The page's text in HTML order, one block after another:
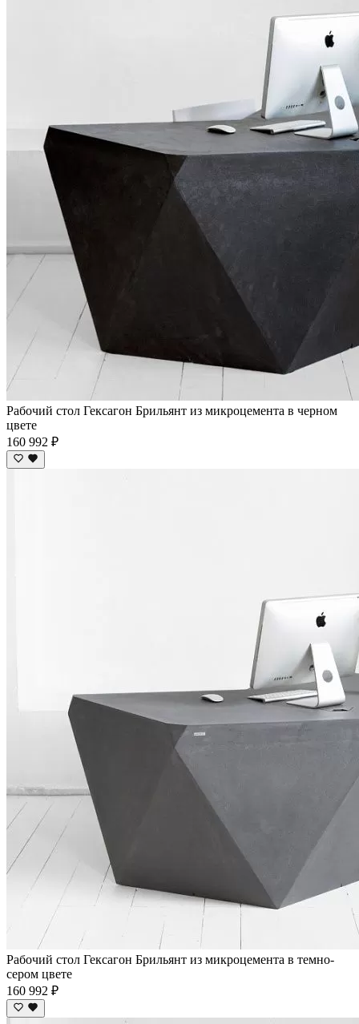
Рабочий стол Гексагон Брильянт из микроцемента в черном
цвете
160 992 ₽
Рабочий стол Гексагон Брильянт из микроцемента в темно-
сером цвете
160 992 ₽